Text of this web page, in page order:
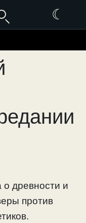
☾
древности и
против